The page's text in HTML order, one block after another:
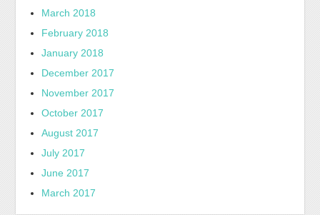
March 2018
February 2018
January 2018
December 2017
November 2017
October 2017
August 2017
July 2017
June 2017
March 2017